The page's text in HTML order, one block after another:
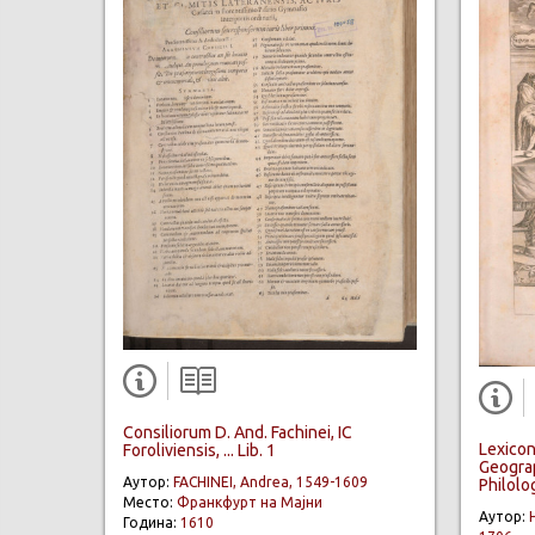
Consiliorum D. And. Fachinei, IC
Foroliviensis, ... Lib. 1
Аутор: FACHINEI, Andrea, 1549-1609
Место: Франкфурт на Мајни
Година: 1610
Аутор: